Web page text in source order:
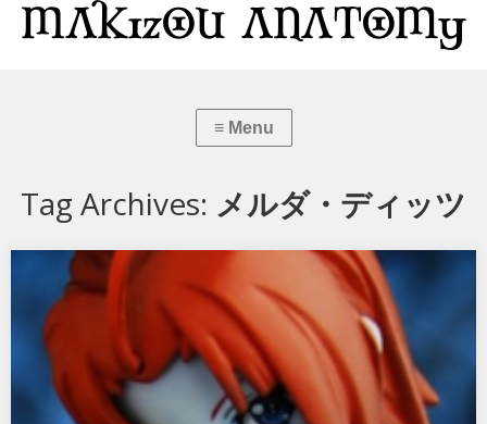
Tag Archives: メルダ・ディッツ
ヤマトガールズコレクション メルダ・ディッツ
宇宙戦艦ヤマト2199より、ヤマトガールズコレクション メルダ・ディ
ッツです。 頭部と腕がコンパチに…